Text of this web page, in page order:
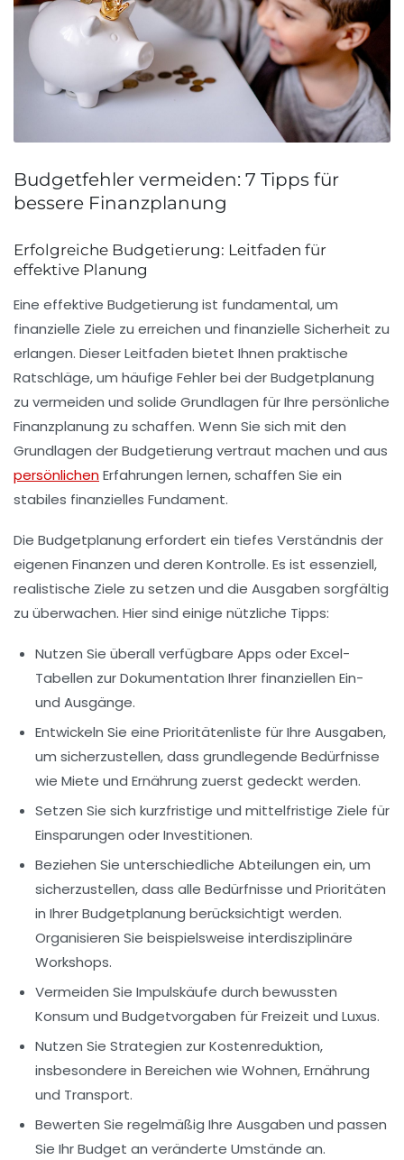
Budgetfehler vermeiden: 7 Tipps für
bessere Finanzplanung
Erfolgreiche Budgetierung: Leitfaden für
effektive Planung
Eine effektive Budgetierung ist fundamental, um
finanzielle Ziele zu erreichen und finanzielle Sicherheit zu
erlangen. Dieser Leitfaden bietet Ihnen praktische
Ratschläge, um häufige Fehler bei der Budgetplanung
zu vermeiden und solide Grundlagen für Ihre persönliche
Finanzplanung zu schaffen. Wenn Sie sich mit den
Grundlagen der Budgetierung vertraut machen und aus
persönlichenErfahrungen lernen, schaffen Sie ein
stabiles finanzielles Fundament.
Die Budgetplanung erfordert ein tiefes Verständnis der
eigenen Finanzen und deren Kontrolle. Es ist essenziell,
realistische Ziele zu setzen und die Ausgaben sorgfältig
zu überwachen. Hier sind einige nützliche Tipps:
Nutzen Sie überall verfügbare Apps oderExcel-
Tabellen zur Dokumentation Ihrer finanziellen Ein-
und Ausgänge.
Entwickeln Sie eine Prioritätenliste für Ihre Ausgaben,
um sicherzustellen, dass grundlegende Bedürfnisse
wie Miete und Ernährung zuerst gedeckt werden.
Setzen Sie sich kurzfristige und mittelfristige Ziele für
Einsparungen oder Investitionen.
Beziehen Sie unterschiedliche Abteilungen ein, um
sicherzustellen, dass alle Bedürfnisse und Prioritäten
in Ihrer Budgetplanung berücksichtigt werden.
Organisieren Sie beispielsweise interdisziplinäre
Workshops.
Vermeiden Sie Impulskäufe durch bewussten
Konsum und Budgetvorgaben für Freizeit und Luxus.
Nutzen Sie Strategien zurKostenreduktion,
insbesondere in Bereichen wie Wohnen, Ernährung
und Transport.
Bewerten Sie regelmäßig Ihre Ausgaben und passen
Sie Ihr Budget an veränderte Umstände an.